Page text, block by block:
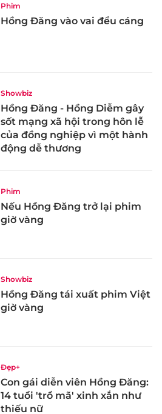
Phim
Hồng Đăng vào vai đểu cáng
Showbiz
Hồng Đăng - Hồng Diễm gây
sốt mạng xã hội trong hôn lễ
của đồng nghiệp vì một hành
động dễ thương
Phim
Nếu Hồng Đăng trở lại phim
giờ vàng
Showbiz
Hồng Đăng tái xuất phim Việt
giờ vàng
Đẹp+
Con gái diễn viên Hồng Đăng:
14 tuổi 'trổ mã' xinh xắn như
thiếu nữ